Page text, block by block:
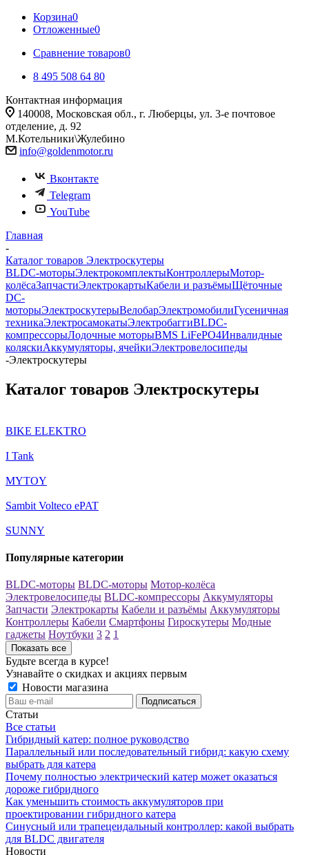
Корзина0
Отложенные0
Сравнение товаров0
8 495 508 64 80
Контактная информация
140008, Московская обл., г. Люберцы, ул. 3-е почтовое
отделение, д. 92
М.Котельники\Жулебино
info@goldenmotor.ru
Вконтакте
Telegram
YouTube
Главная
-
Каталог товаров Электроскутеры
BLDC-моторыЭлектрокомплектыКонтроллерыМотор-
колёсаЗапчастиЭлектрокартыКабели и разъёмыЩёточные
DC-
моторыЭлектроскутерыВелобарЭлектромобилиГусеничная
техникаЭлектросамокатыЭлектробаггиBLDC-
компрессорыЛодочные моторыBMS LiFePO4Инвалидные
коляскиАккумуляторы, ячейкиЭлектровелосипеды
-Электроскутеры
Каталог товаров Электроскутеры
BIKE ELEKTRO
I Tank
MYTOY
Sambit Volteco ePAT
SUNNY
Популярные категории
BLDC-моторы BLDC-моторы Мотор-колёса
Электровелосипеды BLDC-компрессоры Аккумуляторы
Запчасти Электрокарты Кабели и разъёмы Аккумуляторы
Контроллеры Кабели Смартфоны Гироскутеры Модные
гаджеты Ноутбуки 3 2 1
Показать все
Будьте всегда в курсе!
Узнавайте о скидках и акциях первым
Новости магазина
Статьи
Все статьи
Гибридный катер: полное руководство
Параллельный или последовательный гибрид: какую схему
выбрать для катера
Почему полностью электрический катер может оказаться
дороже гибридного
Как уменьшить стоимость аккумуляторов при
проектировании гибридного катера
Синусный или трапецеидальный контроллер: какой выбрать
для BLDC двигателя
Новости